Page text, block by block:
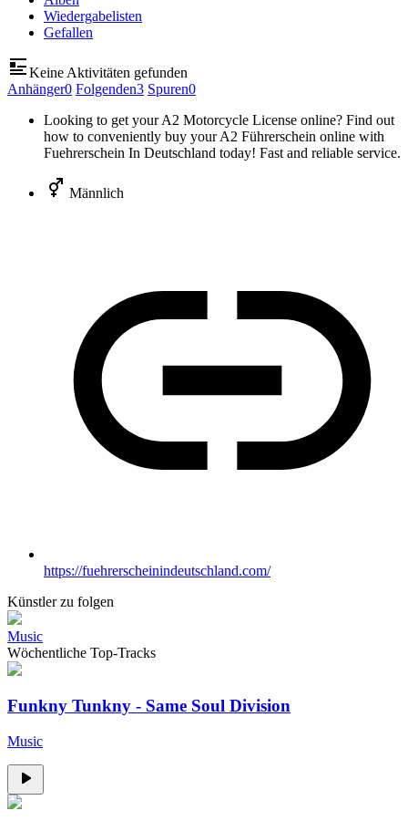
Wiedergabelisten
Gefallen
Keine Aktivitäten gefunden
Anhänger0 Folgenden3 Spuren0
Looking to get your A2 Motorcycle License online? Find out
how to conveniently buy your A2 Führerschein online with
Fuehrerschein In Deutschland today! Fast and reliable service.
Männlich
https://fuehrerscheinindeutschland.com/
Künstler zu folgen
Music
Wöchentliche Top-Tracks
Funkny Tunkny - Same Soul Division
Music